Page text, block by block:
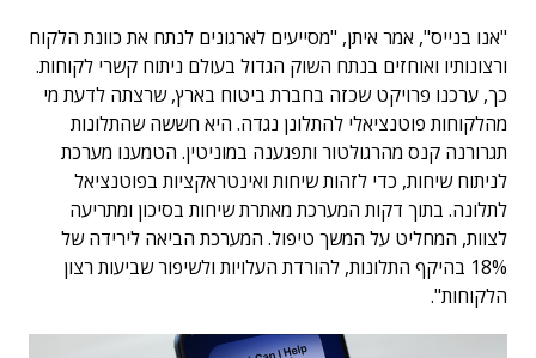
"אנו בנייס", אמר איתן, "מסייעים לארגונים לנתח את כוונת הלקוח
ורצונותיו ואוחזים בנתח השוק הגדול בעולם ניתוח קשרי לקוחות.
כך, ערכנו פרויקט שכזה בחברת ביטוח בארץ, שרצתה לדעת מי
מהלקוחות פוטנציאלי להתלונן נגדה. היא חששה שהתלונות
תגרורנה קנס מהרגולטור ותפגענה במוניטין. הטמענו מערכת
לניתוח שיחות, כדי לזהות שיחות ואינטראקציות בפוטנציאל
לתלונה. בתוך דקות המערכת מאתרת שיחות בסיכון ומתריעה
לצוות, המחליט על המשך טיפול. המערכת הביאה לירידה של
18% בהיקף התלונות, להורדת העלויות ולשיפור שביעות רצון
הלקוחות".